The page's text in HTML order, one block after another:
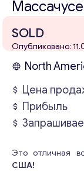
SOLD
Опубликовано:
North
Цена
Прибыль
Это отличная
США!